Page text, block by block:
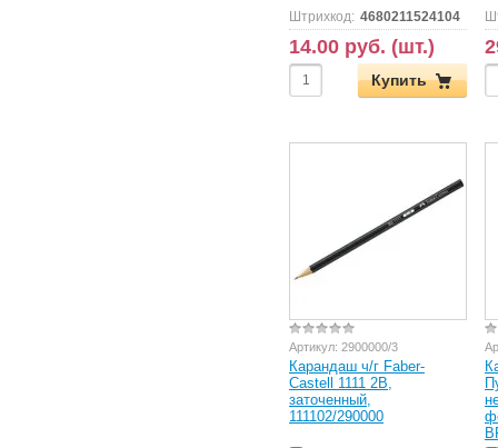
Штрихкод: 4680211524104
14.00 руб. (шт.)
Купить
Артикул: 2900000/3
Карандаш ч/г Faber-
Castell 1111 2B,
заточенный,
111102/290000